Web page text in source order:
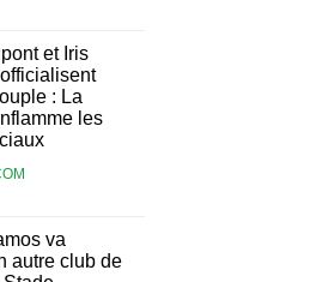
et Iris
: La
les
va
autre club de